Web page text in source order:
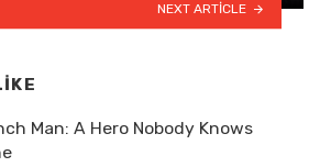
NEXT ARTICLE
Man: A Hero Nobody Knows